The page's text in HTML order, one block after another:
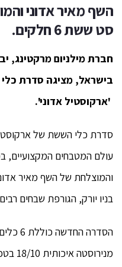
השף מאיר אדוני
סט ששת 6 חלקים.
בישראל, מציגה סדרת
'ארקוסטיל אדוני'.
סדרת כלי הששת של
עולם המטבחים המקצועיים,
והמוצלחת של השף מאיר
בניו יורק, הגורפת שבחים
הסדרה